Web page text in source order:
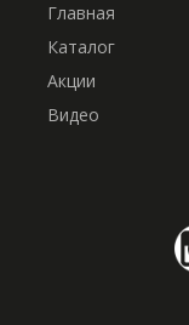
Главная
Каталог
Акции
Видео